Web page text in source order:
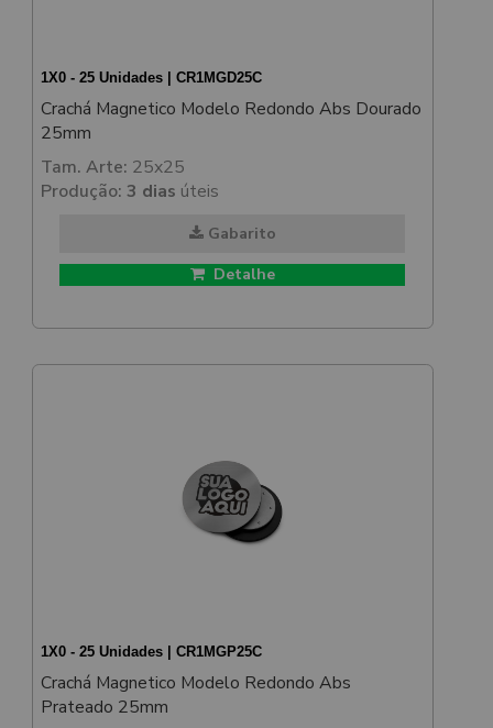
1X0 - 25 Unidades | CR1MGD25C
Crachá Magnetico Modelo Redondo Abs Dourado
25mm
Tam. Arte: 25x25
Produção: 3 dias úteis
Gabarito
Detalhe
1X0 - 25 Unidades | CR1MGP25C
Crachá Magnetico Modelo Redondo Abs
Prateado 25mm